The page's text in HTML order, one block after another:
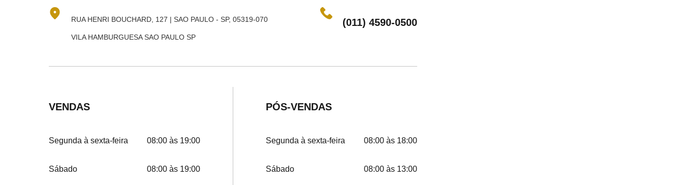
RUA HENRI BOUCHARD, 127 | SAO PAULO - SP, 05319-070
VILA HAMBURGUESA SAO PAULO SP
(011) 4590-0500
VENDAS
Segunda à sexta-feira 08:00 às 19:00
Sábado 08:00 às 19:00
PÓS-VENDAS
Segunda à sexta-feira 08:00 às 18:00
Sábado 08:00 às 13:00